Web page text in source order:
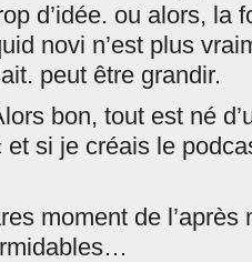
d’idée. ou alors, la
novi n’est plus
peut être grandir.
bon, tout est né
et si je créais le
moment de l’après